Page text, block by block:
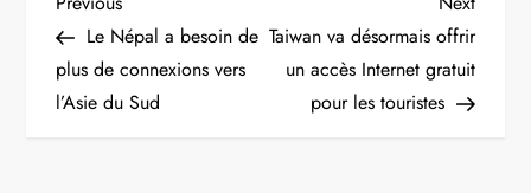
N
a
v
PostLe Népal a besoin de
plus de connexions vers
l’Asie du Sud
Post
Taiwan va désormais offrir
un accès Internet gratuit
pour les touristes